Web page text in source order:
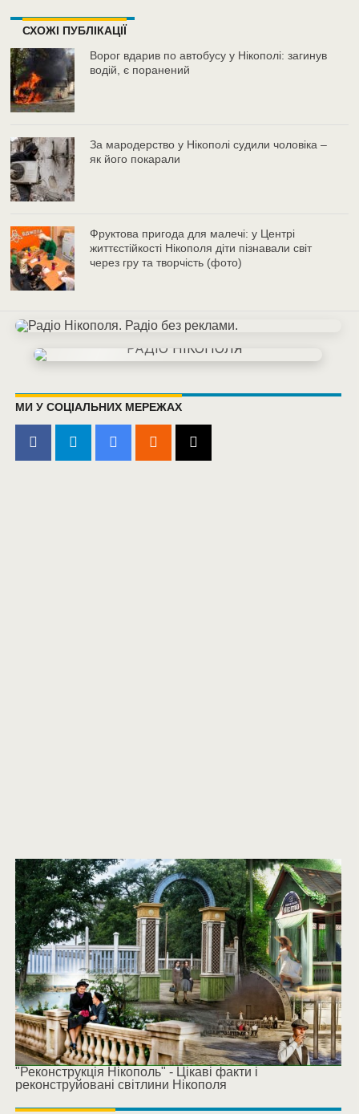
СХОЖІ ПУБЛІКАЦІЇ
Ворог вдарив по автобусу у Нікополі: загинув
водій, є поранений
За мародерство у Нікополі судили чоловіка –
як його покарали
Фруктова пригода для малечі: у Центрі
життєстійкості Нікополя діти пізнавали світ
через гру та творчість (фото)
МИ У СОЦІАЛЬНИХ МЕРЕЖАХ
"Реконструкція Нікополь" - Цікаві факти і
реконструйовані світлини Нікополя